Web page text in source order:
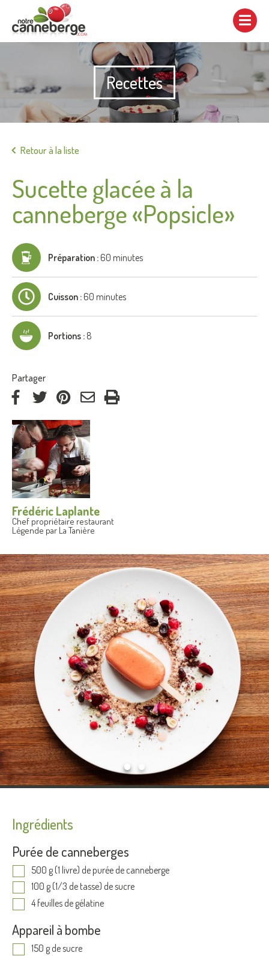
Afficher/cacher
navigation
Recettes
Retour à la liste
Sucette glacée à la
canneberge «Popsicle»
Préparation : 60 minutes
Cuisson : 60 minutes
Portions : 8
Partager:
FacebookTwitterPinterestcourriel
Frédéric Laplante
Chef propriétaire restaurant
Légende par La Tanière
Ingrédients
Purée de canneberges
500 g (1 livre) de purée de canneberge
100 g (1/3 de tasse) de sucre
4 feuilles de gélatine
Appareil à bombe
150 g de sucre